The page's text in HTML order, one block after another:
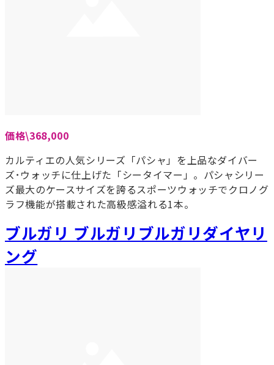
価格\368,000
カルティエの人気シリーズ「パシャ」を上品なダイバー
ズ･ウォッチに仕上げた「シータイマー」。パシャシリー
ズ最大のケースサイズを誇るスポーツウォッチでクロノグ
ラフ機能が搭載された高級感溢れる1本。
ブルガリ ブルガリブルガリダイヤリ
ング